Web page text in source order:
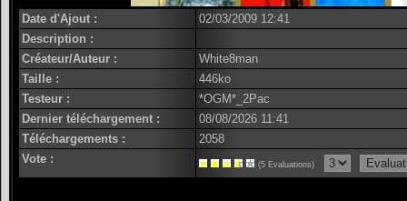
Date d'Ajout :
02/03/2009 12:41
Description :
Créateur/Auteur :
White8man
Taille :
446ko
Testeur :
*OGM*_2Pac
Dernier téléchargement :
08/08/2026 11:41
Téléchargements :
2058
Vote :
(5 Evaluations)